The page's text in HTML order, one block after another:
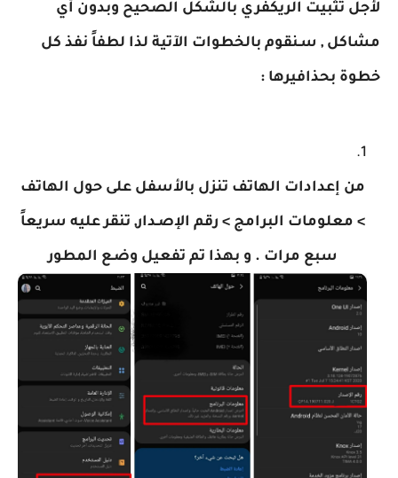
لأجل تثبيت الريكفري بالشكل الصحيح وبدون أي
مشاكل , سـنقوم بالخطوات الآتية لذا لطفاً نفذ كل
خطوة بحذافيرها :
من إعدادات الهاتف تنزل بالأسفل على حول الهاتف
> معلومات البرامج > رقم الإصـدار, تنقر عليه سريعاً
سبع مرات . و بهذا تم تفعيل وضـع المطور